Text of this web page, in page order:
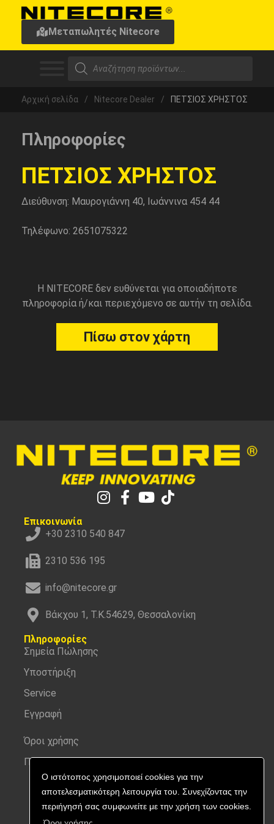
Ο ιστότοπος χρησιμοποιεί cookies για την
αποτελεσματικότερη λειτουργία του. Συνεχίζοντας την
περιήγησή σας συμφωνείτε με την χρήση των cookies.
Μεταπωλητές Nitecore
Αρχική σελίδα / Nitecore Dealer / ΠΕΤΣΙΟΣ ΧΡΗΣΤΟΣ
Πληροφορίες
ΠΕΤΣΙΟΣ ΧΡΗΣΤΟΣ
Διεύθυνση: Μαυρογιάννη 40, Ιωάννινα 454 44
Τηλέφωνο: 2651075322
Η NITECORE δεν ευθύνεται για οποιαδήποτε
πληροφορία ή/και περιεχόμενο σε αυτήν τη σελίδα.
Πίσω στον χάρτη
Επικοινωνία
+30 2310 540 847
2310 536 195
info@nitecore.gr
Βάκχου 1, Τ.Κ.54629, Θεσσαλονίκη
Πληροφορίες
Σημεία Πώλησης
Υποστήριξη
Service
Εγγραφή
Όροι χρήσης
Προσωπικά δεδομένα